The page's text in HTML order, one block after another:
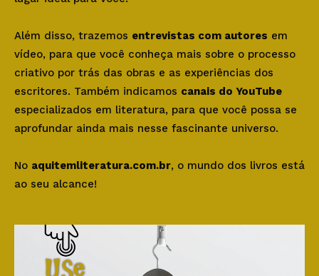
Além disso, trazemos entrevistas com autores em
vídeo, para que você conheça mais sobre o processo
criativo por trás das obras e as experiências dos
escritores. Também indicamos canais do YouTube
especializados em literatura, para que você possa se
aprofundar ainda mais nesse fascinante universo.
No aquitemliteratura.com.br, o mundo dos livros está
ao seu alcance!